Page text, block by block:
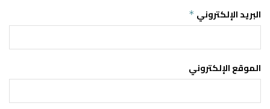
البريد الإلكتروني *
الموقع الإلكتروني